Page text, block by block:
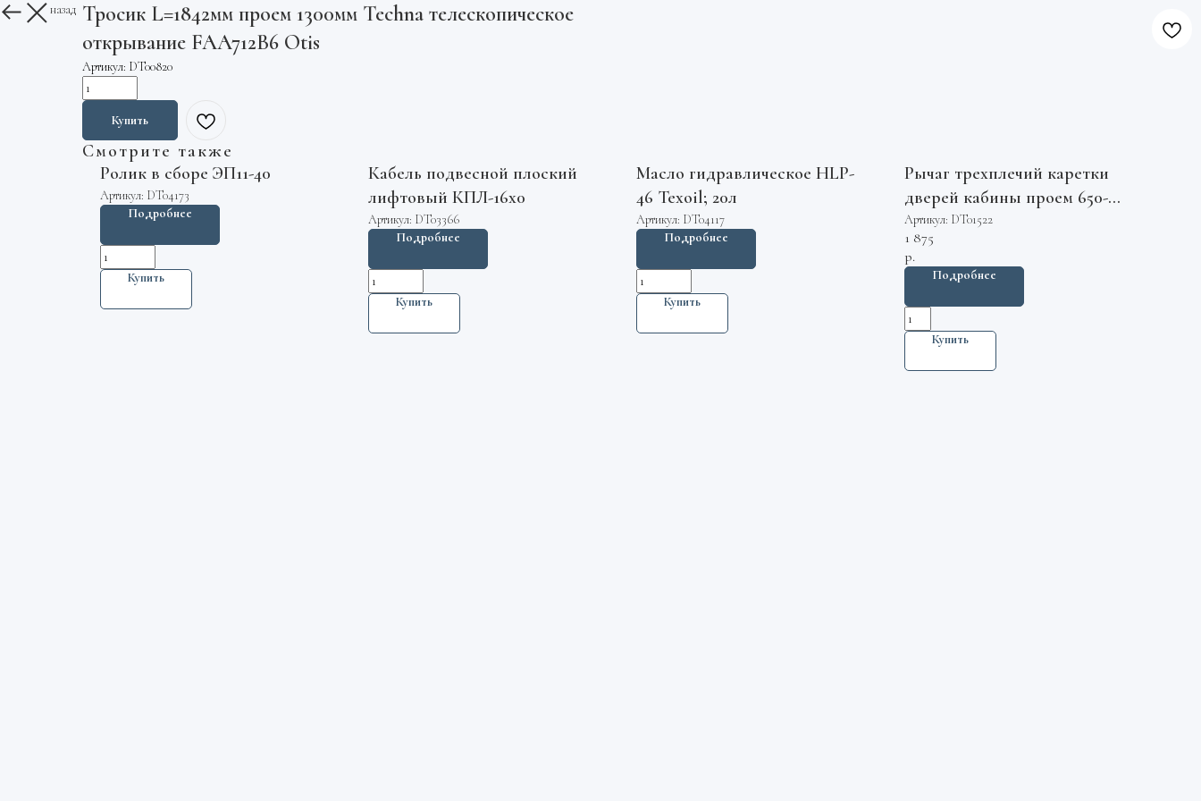
Вернуться назад Тросик L=1842мм проем 1300мм Techna телескопическое
открывание FAA712B6 Otis
Артикул: DT00820
Купить
Смотрите также
Ролик в сборе ЭП11-40
Артикул: DT04173
Подробнее
Купить
Кабель подвесной плоский
лифтовый КПЛ-16х0
Артикул: DT03366
Подробнее
Купить
Масло гидравлическое HLP-
46 Texoil; 20л
Артикул: DT04117
Подробнее
Купить
Рычаг трехплечий каретки
дверей кабины проем 650-
1200мм 1021К.03.10.240 ЩЛЗ
Артикул: DT01522
1 875
р.
Подробнее
Купить